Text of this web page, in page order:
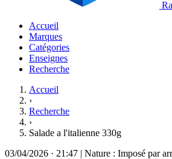
Accueil
Marques
Catégories
Enseignes
Recherche
Accueil
›
Recherche
›
Salade a l'italienne 330g
03/04/2026 · 21:47 | Nature : Imposé par